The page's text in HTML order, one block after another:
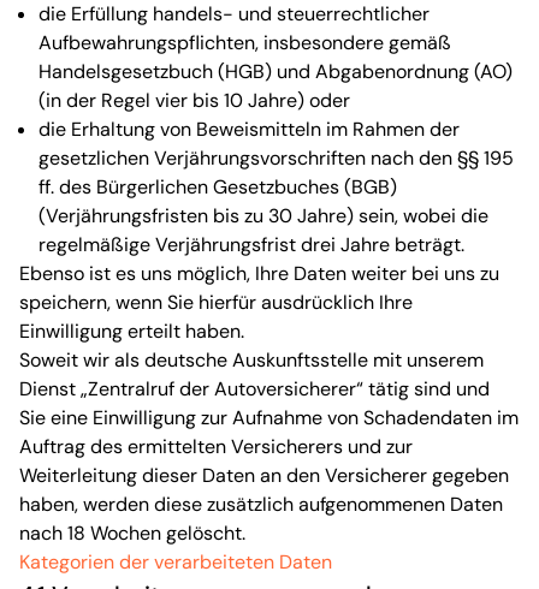
die Erfüllung handels- und steuerrechtlicher
Aufbewahrungspflichten, insbesondere gemäß
Handelsgesetzbuch (HGB) und Abgabenordnung (AO)
(in der Regel vier bis 10 Jahre) oder
die Erhaltung von Beweismitteln im Rahmen der
gesetzlichen Verjährungsvorschriften nach den §§ 195
ff. des Bürgerlichen Gesetzbuches (BGB)
(Verjährungsfristen bis zu 30 Jahre) sein, wobei die
regelmäßige Verjährungsfrist drei Jahre beträgt.
Ebenso ist es uns möglich, Ihre Daten weiter bei uns zu
speichern, wenn Sie hierfür ausdrücklich Ihre
Einwilligung erteilt haben.
Soweit wir als deutsche Auskunftsstelle mit unserem
Dienst „Zentralruf der Autoversicherer“ tätig sind und
Sie eine Einwilligung zur Aufnahme von Schadendaten im
Auftrag des ermittelten Versicherers und zur
Weiterleitung dieser Daten an den Versicherer gegeben
haben, werden diese zusätzlich aufgenommenen Daten
nach 18 Wochen gelöscht.
Kategorien der verarbeiteten Daten